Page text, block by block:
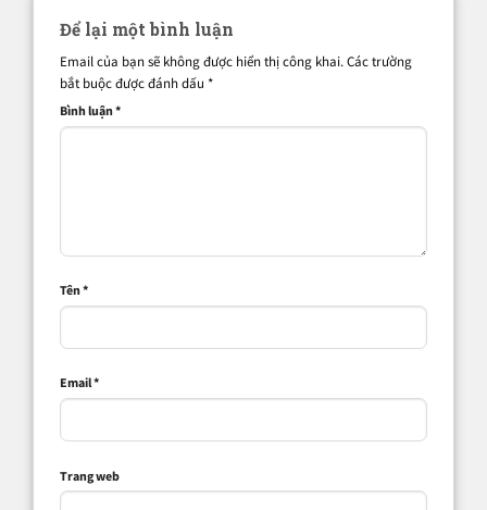
Để lại một bình luận
Email của bạn sẽ không được hiển thị công khai.Các trường
bắt buộc được đánh dấu *
Bình luận*
Tên*
Email*
Trang web